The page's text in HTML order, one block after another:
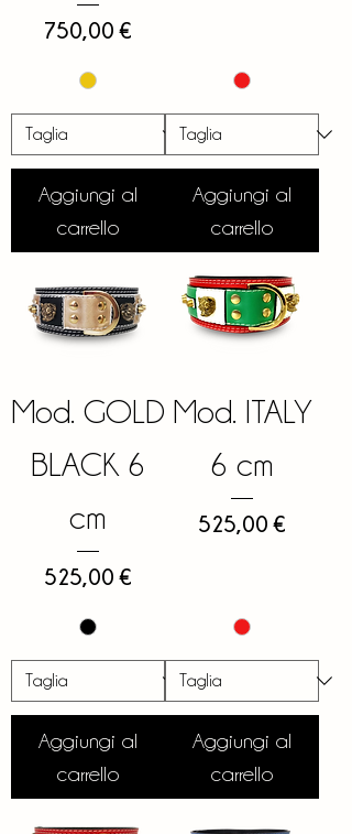
Prezzo
750,00 €
Aggiungi al
carrello
Aggiungi al
carrello
Mod. GOLD
BLACK 6
cm
Prezzo
525,00 €
Aggiungi al
carrello
Mod. ITALY
6 cm
Prezzo
525,00 €
Aggiungi al
carrello